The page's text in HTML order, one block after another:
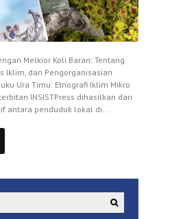
Melkior Koli Baran: Tentang
Iklim, dan Pengorganisasian
Ura Timu: Etnografi Iklim Mikro
INSISTPress dihasilkan dari
antara penduduk lokal di...